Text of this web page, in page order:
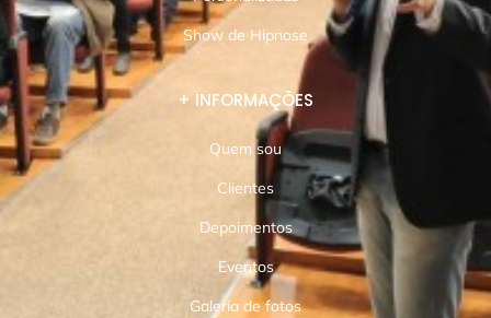
Show de Hipnose
+ INFORMAÇÕES
Quem sou
Clientes
Depoimentos
Eventos
Galeria de fotos